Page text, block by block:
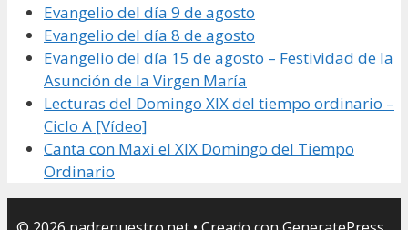
Evangelio del día 9 de agosto
Evangelio del día 8 de agosto
Evangelio del día 15 de agosto – Festividad de la
Asunción de la Virgen María
Lecturas del Domingo XIX del tiempo ordinario –
Ciclo A [Vídeo]
Canta con Maxi el XIX Domingo del Tiempo
Ordinario